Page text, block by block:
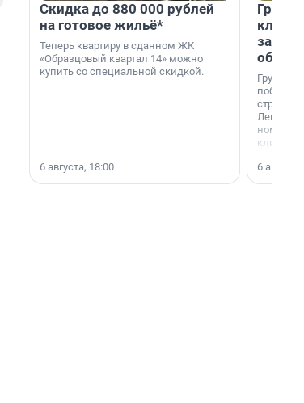
Скидка до 880 000 рублей
на готовое жильё*
Теперь квартиру в сданном ЖК
«Образцовый квартал 14» можно
купить со специальной скидкой.
6 августа, 18:00
Группа
области».
6